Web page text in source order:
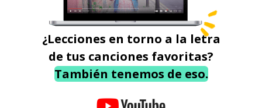
¿Lecciones en torno a la letra
de tus canciones favoritas?
También tenemos de eso.